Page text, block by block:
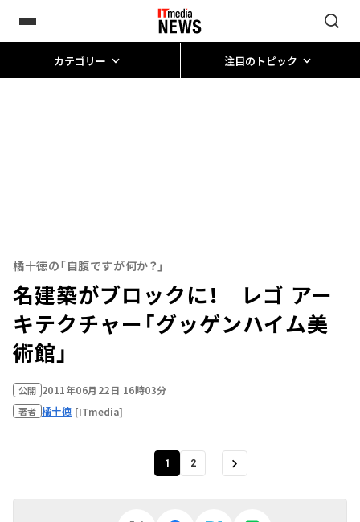
カテゴリー 注目のトピック
橘十徳の「自腹ですが何か？」
名建築がブロックに！ レゴ アー
キテクチャー「グッゲンハイム美
術館」
公開 2011年06月22日 16時03分
著者 橘十徳 [ITmedia]
1 2